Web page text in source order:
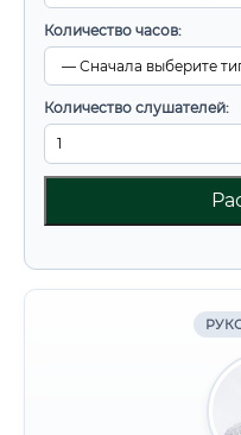
Количество часов:
Количество слушателей: